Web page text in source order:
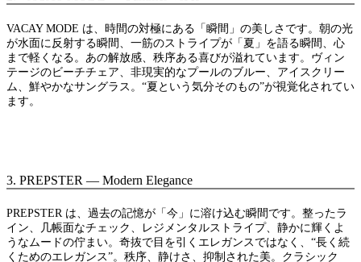
VACAY MODE は、時間の対極にある「瞬間」の美しさです。朝の光
が水面に反射する瞬間、一筋のストライプが「夏」を語る瞬間、心
まで軽くなる。あの解放感、秩序ある喜びが溢れています。ヴィン
テージのビーチチェア、非現実的なプールのブルー、アイスクリー
ム、鮮やかなサングラス。“夏という気分そのもの”が視覚化されてい
ます。
3. PREPSTER — Modern Elegance
PREPSTER は、過去の記憶が「今」に溶け込む瞬間です。整ったラ
イン、几帳面なチェック、レジメンタルストライプ、静かに輝くよ
うなムードの佇まい。奇抜で目を引くエレガンスではなく、“長く続
くためのエレガンス”。秩序、静けさ、抑制された美。クラシック